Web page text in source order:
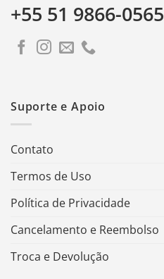
+55 51 9866-0565
Suporte e Apoio
Contato
Termos de Uso
Política de Privacidade
Cancelamento e Reembolso
Troca e Devolução